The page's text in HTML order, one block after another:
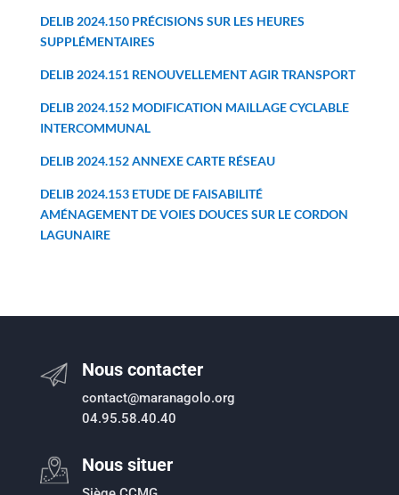
DELIB 2024.150 PRÉCISIONS SUR LES HEURES
SUPPLÉMENTAIRES
DELIB 2024.151 RENOUVELLEMENT AGIR TRANSPORT
DELIB 2024.152 MODIFICATION MAILLAGE CYCLABLE
INTERCOMMUNAL
DELIB 2024.152 ANNEXE CARTE RÉSEAU
DELIB 2024.153 ETUDE DE FAISABILITÉ
AMÉNAGEMENT DE VOIES DOUCES SUR LE CORDON
LAGUNAIRE
Nous contacter
contact@maranagolo.org
04.95.58.40.40
Nous situer